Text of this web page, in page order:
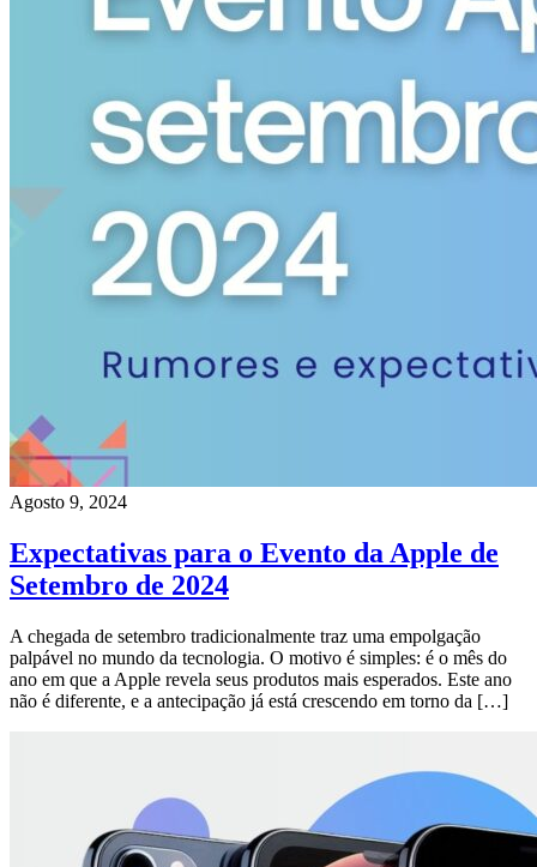
Agosto 9, 2024
Expectativas para o Evento da Apple de
Setembro de 2024
A chegada de setembro tradicionalmente traz uma empolgação
palpável no mundo da tecnologia. O motivo é simples: é o mês do
ano em que a Apple revela seus produtos mais esperados. Este ano
não é diferente, e a antecipação já está crescendo em torno da […]